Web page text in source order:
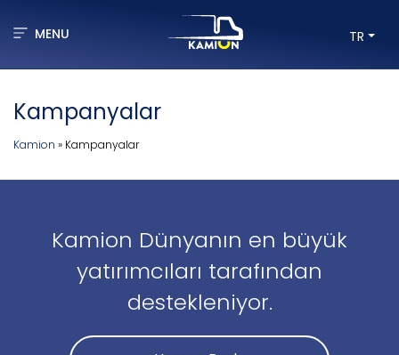
MENU TR
Kampanyalar
Kamion » Kampanyalar
Kamion Dünyanın en büyük
yatırımcıları tarafından
destekleniyor.